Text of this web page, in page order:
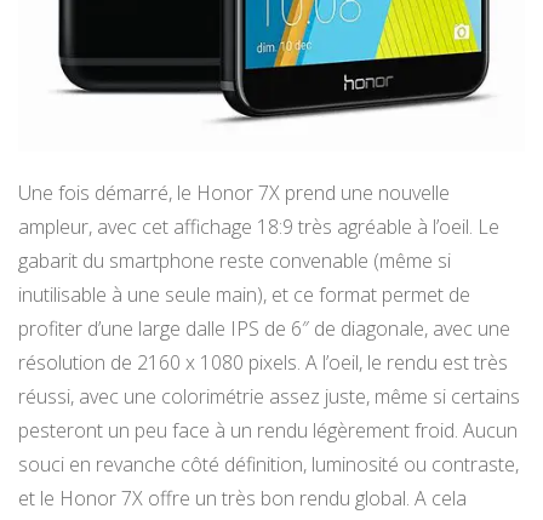
Une fois démarré, le Honor 7X prend une nouvelle
ampleur, avec cet affichage 18:9 très agréable à l’oeil. Le
gabarit du smartphone reste convenable (même si
inutilisable à une seule main), et ce format permet de
profiter d’une large dalle IPS de 6″ de diagonale, avec une
résolution de 2160 x 1080 pixels. A l’oeil, le rendu est très
réussi, avec une colorimétrie assez juste, même si certains
pesteront un peu face à un rendu légèrement froid. Aucun
souci en revanche côté définition, luminosité ou contraste,
et le Honor 7X offre un très bon rendu global. A cela